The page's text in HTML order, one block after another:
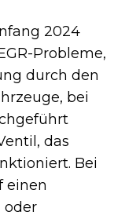
2024
Probleme,
durch den
bei
das
Bei
einen
oder